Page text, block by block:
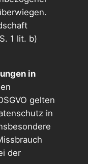
1 lit. b)
in
gelten
in
der